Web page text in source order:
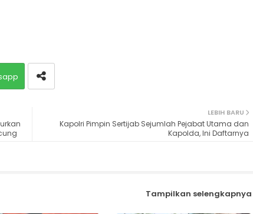
LEBIH BARU
Kapolri Pimpin Sertijab Sejumlah Pejabat Utama dan
Kapolda, Ini Daftarnya
Tampilkan selengkapnya